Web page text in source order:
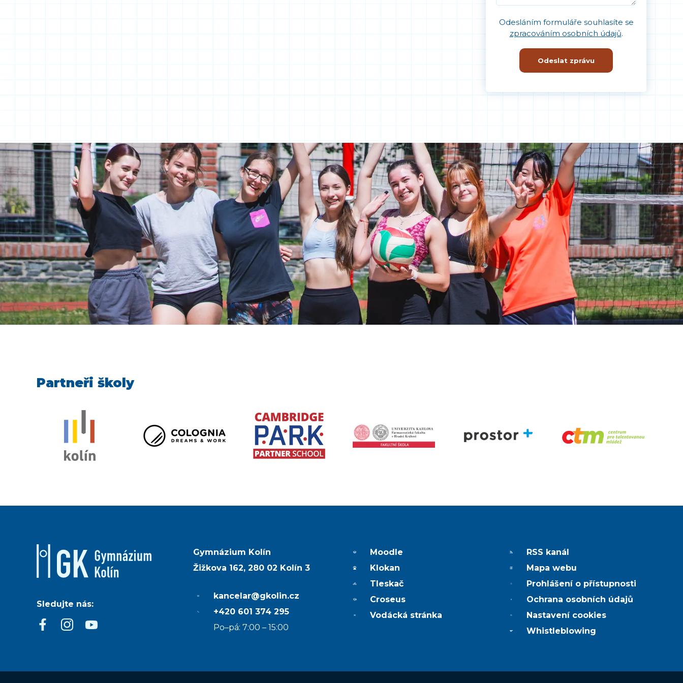
Odesláním formuláře souhlasíte se
zpracováním osobních údajů.
Odeslat zprávu
Partneři školy
Sledujte nás:
Gymnázium Kolín
Žižkova 162, 280 02 Kolín 3
kancelar@gkolin.cz
+420 601 374 295
Po–pá: 7:00 – 15:00
Moodle
Klokan
Tleskač
Croseus
Vodácká stránka
RSS kanál
Mapa webu
Prohlášení o přístupnosti
Ochrana osobních údajů
Nastavení cookies
Whistleblowing